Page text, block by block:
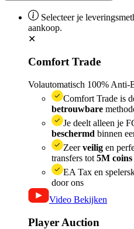
Selecteer je
aankoop.
✕
Comfort Trade
Volautomatisch 100% Anti-
Comfort Trade is
betrouwbare
Je deelt alleen je
beschermd binnen
Zeerveilig en
transfers tot 5M
EA Tax en
door ons
Video Bekijken
Player Auction